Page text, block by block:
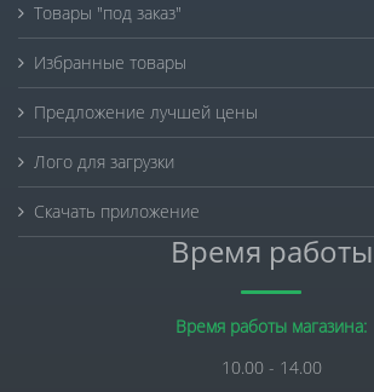
Товары "под заказ"
Избранные товары
Предложение лучшей цены
Лого для загрузки
Скачать приложение
Время работы
Время работы магазина:
10.00 - 14.00